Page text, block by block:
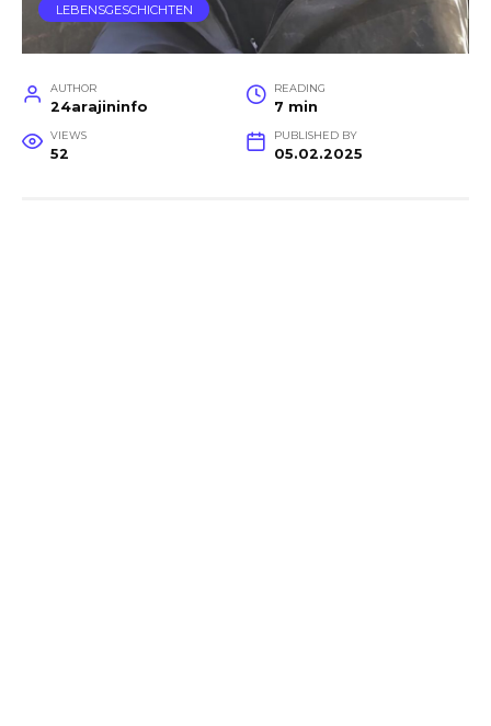
LEBENSGESCHICHTEN
AUTHOR
24arajininfo
READING
7 min
VIEWS
52
PUBLISHED BY
05.02.2025